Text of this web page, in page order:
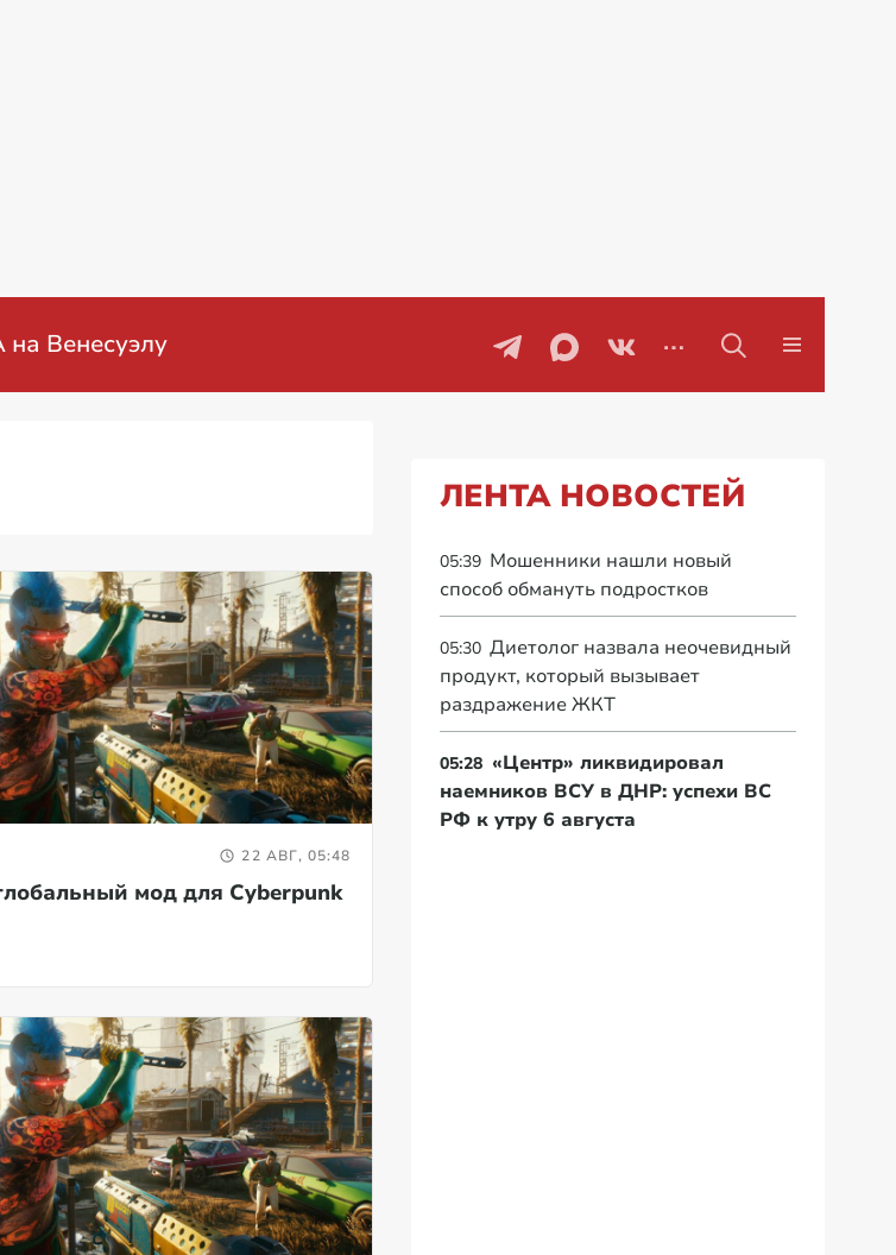
на Украине: мирные переговоры Проблемы с бензином в
22 АВГ, 05:48
мод для Cyberpunk
ЛЕНТА НОВОСТЕЙ
05:39 Мошенники нашли новый
способ обмануть подростков
05:30 Диетолог назвала неочевидный
продукт, который вызывает
раздражение ЖКТ
05:28 «Центр» ликвидировал
наемников ВСУ в ДНР: успехи ВС
РФ к утру 6 августа